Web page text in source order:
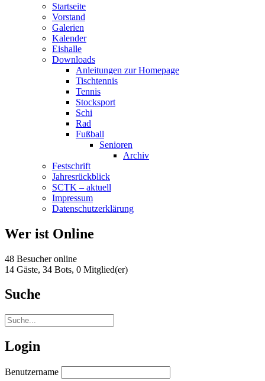
Startseite
Vorstand
Galerien
Kalender
Eishalle
Downloads
Anleitungen zur Homepage
Tischtennis
Tennis
Stocksport
Schi
Rad
Fußball
Senioren
Archiv
Festschrift
Jahresrückblick
SCTK – aktuell
Impressum
Datenschutzerklärung
Wer ist Online
48 Besucher online
14 Gäste, 34 Bots, 0 Mitglied(er)
Suche
Login
Benutzername